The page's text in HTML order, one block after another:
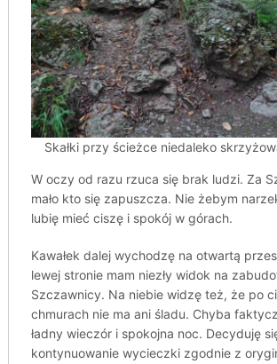
Skałki przy ścieżce niedaleko
W oczy od razu rzuca się brak ludzi. Za
mało kto się zapuszcza. Nie żebym
lubię mieć ciszę i spokój w górach.
Kawałek dalej wychodzę na otwartą
lewej stronie mam niezły widok na
Szczawnicy. Na niebie widzę też, że po
chmurach nie ma ani śladu. Chyba
ładny wieczór i spokojna noc. Decyduję
kontynuowanie wycieczki zgodnie z